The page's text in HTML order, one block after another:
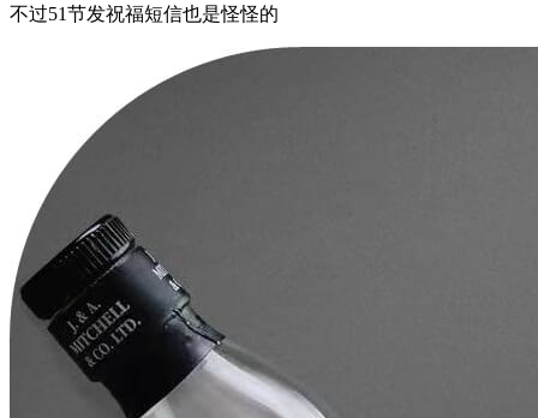
不过51节发祝福短信也是怪怪的